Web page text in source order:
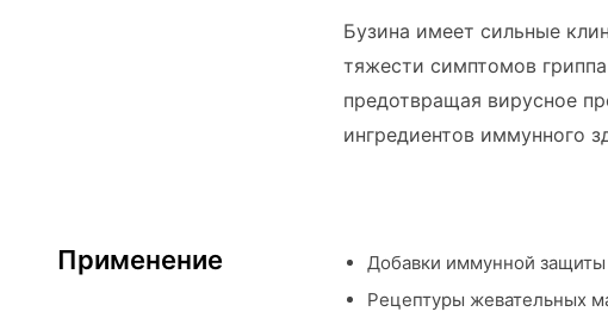
Бузина имеет сильные
тяжести симптомов
предотвращая вирусное
ингредиентов иммунного
Применение
Добавки иммунной защиты
Рецептуры жевательных